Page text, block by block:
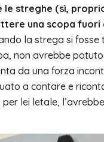
le streghe (sì,
una scopa
la strega si fosse
non avrebbe
da una forza
a contare e
per lei letale,